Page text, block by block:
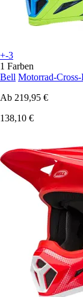
+-3
1 Farben
Bell Motorrad-
Ab 219,95 €
138,10 €